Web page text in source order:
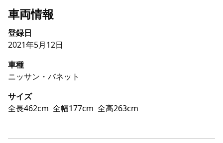
車両情報
登録日
2021年5月12日
車種
ニッサン・バネット
サイズ
全長462cm 全幅177cm 全高263cm